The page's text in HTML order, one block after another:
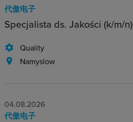
代傲电子
Specjalista ds. Jakości (k/m/n)
Quality
Namyslow
04.08.2026
代傲电子